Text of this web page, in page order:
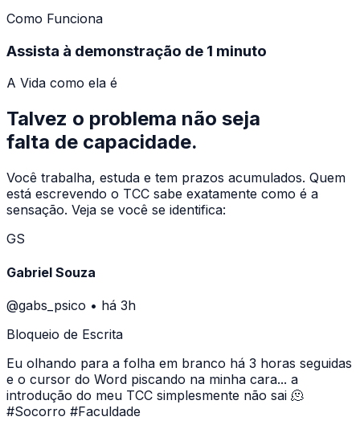
Como Funciona
Assista à demonstração de 1 minuto
A Vida como ela é
Talvez o problema não seja
falta de capacidade.
Você trabalha, estuda e tem prazos acumulados. Quem
está escrevendo o TCC sabe exatamente como é a
sensação. Veja se você se identifica:
GS
Gabriel Souza
@gabs_psico • há 3h
Bloqueio de Escrita
Eu olhando para a folha em branco há 3 horas seguidas
e o cursor do Word piscando na minha cara... a
introdução do meu TCC simplesmente não sai 🫠
#Socorro #Faculdade